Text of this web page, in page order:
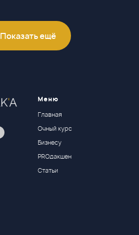
Показать ещё
Меню
Главная
Очный курс
Бизнесу
PROдакшен
Статьи